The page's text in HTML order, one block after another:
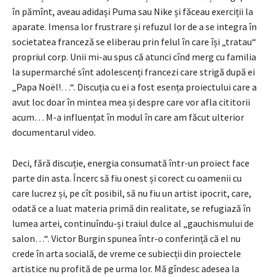
în pămînt, aveau adidași Puma sau Nike și făceau exerciții la
aparate. Imensa lor frustrare și refuzul lor de a se integra în
societatea franceză se eliberau prin felul în care își „tratau“
propriul corp. Unii mi-au spus că atunci cînd merg cu familia
la supermarché sînt adolescenți francezi care strigă după ei
„Papa Noël!…“. Discuția cu ei a fost esența proiectului care a
avut loc doar în mintea mea și despre care vor afla cititorii
acum… M-a influențat în modul în care am făcut ulterior
documentarul video.
Deci, fără discuție, energia consumată într-un proiect face
parte din asta. Încerc să fiu onest și corect cu oamenii cu
care lucrez și, pe cît posibil, să nu fiu un artist ipocrit, care,
odată ce a luat materia primă din realitate, se refugiază în
lumea artei, conti­nuîndu-și traiul dulce al „gauchismului de
salon…“. Victor Burgin spunea într-o confe­rință că el nu
crede în arta socială, de vreme ce subiecții din proiectele
artistice nu profită de pe urma lor. Mă gîndesc adesea la